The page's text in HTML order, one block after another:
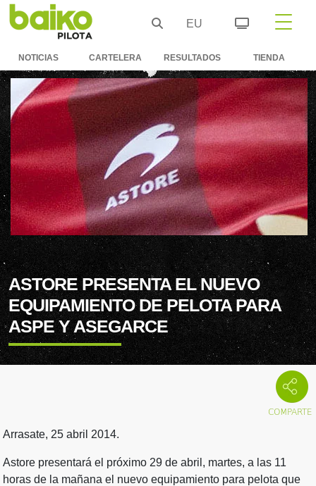
EU
NOTICIAS CARTELERA RESULTADOS TIENDA
ASTORE PRESENTA EL NUEVO
EQUIPAMIENTO DE PELOTA PARA
ASPE Y ASEGARCE
Arrasate, 25 abril 2014.
Astore presentará el próximo 29 de abril, martes, a las 11
horas de la mañana el nuevo equipamiento para pelota que